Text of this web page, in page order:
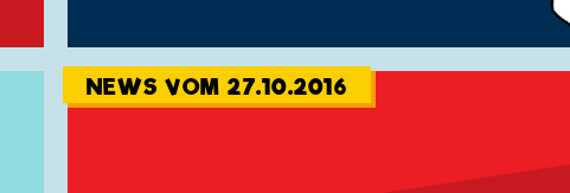
NEWS VOM 27.10.2016